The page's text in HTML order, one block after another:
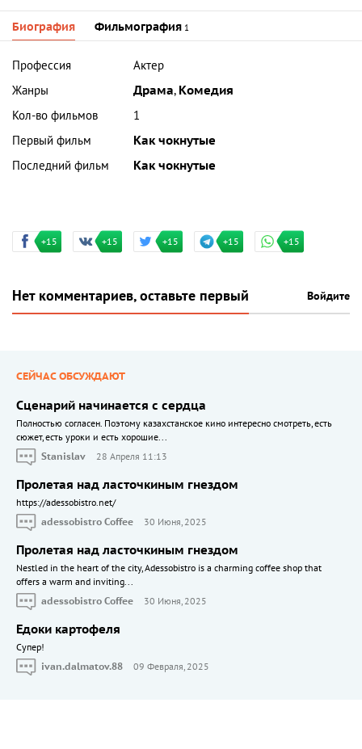
Биография Фильмография 1
Профессия
Актер
Жанры
Драма, Комедия
Кол-во фильмов
1
Первый фильм
Как чокнутые
Последний фильм
Как чокнутые
+15 +15 +15 +15 +15
Нет комментариев, оставьте первый Войдите
СЕЙЧАС ОБСУЖДАЮТ
Сценарий начинается с сердца
Полностью согласен. Поэтому казахстанское кино интересно смотреть, есть
сюжет, есть уроки и есть хорошие...
Stanislav
28 Апреля 11:13
Пролетая над ласточкиным гнездом
https://adessobistro.net/
adessobistro Coffee
30 Июня, 2025
Пролетая над ласточкиным гнездом
Nestled in the heart of the city, Adessobistro is a charming coffee shop that
offers a warm and inviting...
adessobistro Coffee
30 Июня, 2025
Едоки картофеля
Cупер!
ivan.dalmatov.88
09 Февраля, 2025